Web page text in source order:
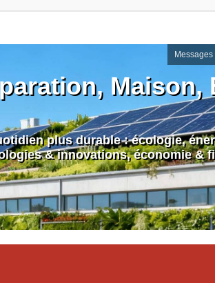
Maison,
plus durable : écologie,
& innovations, économie &